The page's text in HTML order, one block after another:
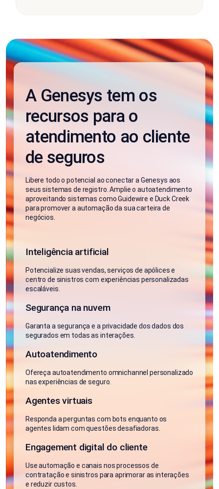
A Genesys tem os
recursos para o
atendimento ao cliente
de seguros
Libere todo o potencial ao conectar a Genesys aos
seus sistemas de registro. Amplie o autoatendimento
aproveitando sistemas como Guidewire e Duck Creek
para promover a automação da sua carteira de
negócios.
Inteligência artificial
Potencialize suas vendas, serviços de apólices e
centro de sinistros com experiências personalizadas
escaláveis.
Segurança na nuvem
Garanta a segurança e a privacidade dos dados dos
segurados em todas as interações.
Autoatendimento
Ofereça autoatendimento omnichannel personalizado
nas experiências de seguro.
Agentes virtuais
Responda a perguntas com bots enquanto os
agentes lidam com questões desafiadoras.
Engagement digital do cliente
Use automação e canais nos processos de
contratação e sinistros para aprimorar as interações
e reduzir custos.